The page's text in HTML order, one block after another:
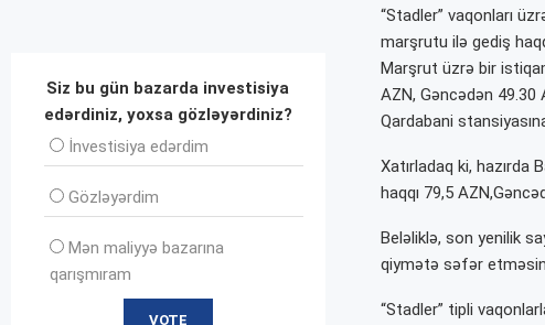
“Stadler” vaqonları
marşrutu ilə gediş
Marşrut üzrə bir
AZN, Gəncədən 49.30
Qardabani
Xatırladaq ki, hazırda
haqqı 79,5
Beləliklə, son yenilik
qiymətə səfər
“Stadler” tipli
Siz bu gün bazarda investisiya
edərdiniz, yoxsa gözləyərdiniz?
İnvеstisiya edərdim
Gözləyərdim
Mən maliyyə bazarına
qarışmıram